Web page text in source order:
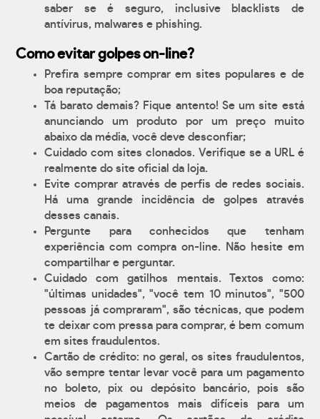
saber se é seguro, inclusive blacklists de
antívirus, malwares e phishing.
Como evitar golpes on-line?
Prefira sempre comprar em sites populares e de
boa reputação;
Tá barato demais? Fique antento! Se um site está
anunciando um produto por um preço muito
abaixo da média, você deve desconfiar;
Cuidado com sites clonados. Verifique se a URL é
realmente do site oficial da loja.
Evite comprar através de perfis de redes sociais.
Há uma grande incidência de golpes através
desses canais.
Pergunte para conhecidos que tenham
experiência com compra on-line. Não hesite em
compartilhar e perguntar.
Cuidado com gatilhos mentais. Textos como:
"últimas unidades", "você tem 10 minutos", "500
pessoas já compraram", são técnicas, que podem
te deixar com pressa para comprar, é bem comum
em sites fraudulentos.
Cartão de crédito: no geral, os sites fraudulentos,
vão sempre tentar levar você para um pagamento
no boleto, pix ou depósito bancário, pois são
meios de pagamentos mais difíceis para um